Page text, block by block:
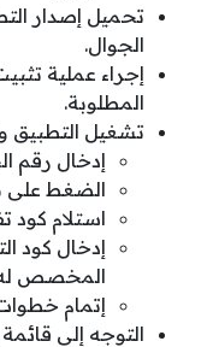
تحميل إصدار
الجوال.
إجراء عملية
المطلوبة.
تشغيل التطبيق
إدخال رقم
الضغط على
استلام كود
إدخال كود
المخصص
إتمام
التوجه إلى